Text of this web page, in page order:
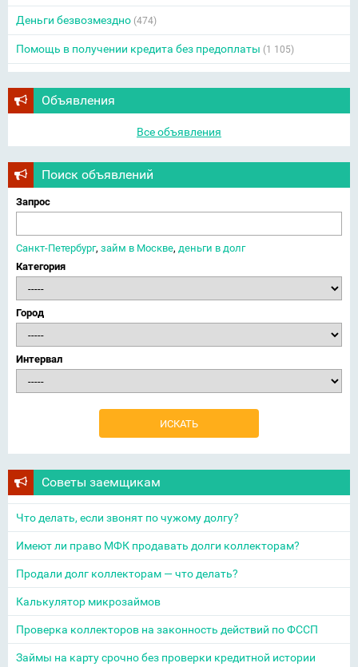
Деньги безвозмездно (474)
Помощь в получении кредита без предоплаты (1 105)
Объявления
Все объявления
Поиск объявлений
Запрос
Санкт-Петербург, займ в Москве, деньги в долг
Категория
Город
Интервал
Советы заемщикам
Что делать, если звонят по чужому долгу?
Имеют ли право МФК продавать долги коллекторам?
Продали долг коллекторам — что делать?
Калькулятор микрозаймов
Проверка коллекторов на законность действий по ФССП
Займы на карту срочно без проверки кредитной истории